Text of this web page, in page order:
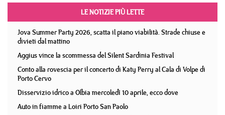
LE NOTIZIE PIÙ LETTE
Jova Summer Party 2026, scatta il piano viabilità. Strade chiuse e
divieti dal mattino
Aggius vince la scommessa del Silent Sardinia Festival
Conto alla rovescia per il concerto di Katy Perry al Cala di Volpe di
Porto Cervo
Disservizio idrico a Olbia mercoledì 10 aprile, ecco dove
Auto in fiamme a Loiri Porto San Paolo